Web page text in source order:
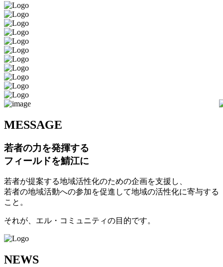
MESSAGE
若者の力を発揮する
フィールドを鯖江に
若者が提案する地域活性化のための企画を支援し、
若者の地域活動への参加を促進して地域の活性化に寄与する
こと。
それが、エル・コミュニティの目的です。
NEWS